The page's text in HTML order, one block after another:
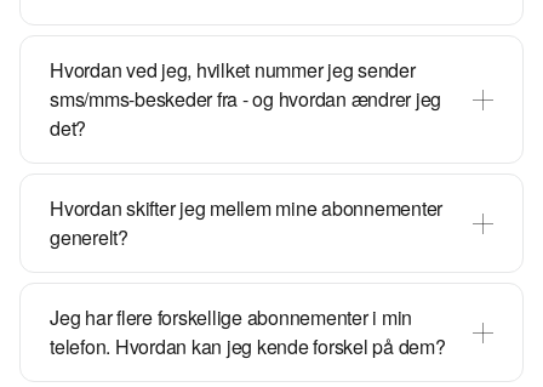
Hvordan ved jeg, hvilket nummer jeg sender
sms/mms-beskeder fra - og hvordan ændrer jeg
det?
Hvordan skifter jeg mellem mine abonnementer
generelt?
Jeg har flere forskellige abonnementer i min
telefon. Hvordan kan jeg kende forskel på dem?